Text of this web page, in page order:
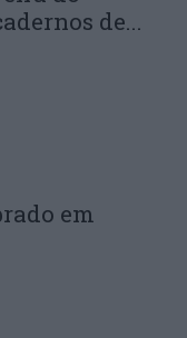
de...
em